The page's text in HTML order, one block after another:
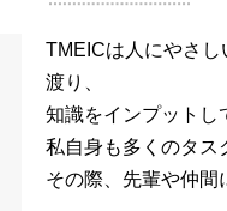
TMEICは人にやさ
渡り、
知識をインプットし
私自身も多くのタス
その際、先輩や仲間